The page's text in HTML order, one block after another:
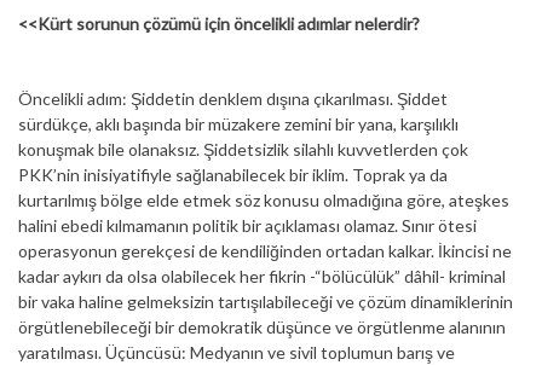
<<Kürt sorunun çözümü için öncelikli adımlar nelerdir?
Öncelikli adım: Şiddetin denklem dışına çıkarılması. Şiddet
sürdükçe, aklı başında bir müzakere zemini bir yana, karşılıklı
konuşmak bile olanaksız. Şiddetsizlik silahlı kuvvetlerden çok
PKK’nin inisiyatifiyle sağlanabilecek bir iklim. Toprak ya da
kurtarılmış bölge elde etmek söz konusu olmadığına göre, ateşkes
halini ebedi kılmamanın politik bir açıklaması olamaz. Sınır ötesi
operasyonun gerekçesi de kendiliğinden ortadan kalkar. İkincisi ne
kadar aykırı da olsa olabilecek her fikrin -“bölücülük” dâhil- kriminal
bir vaka haline gelmeksizin tartışılabileceği ve çözüm dinamiklerinin
örgütlenebileceği bir demokratik düşünce ve örgütlenme alanının
yaratılması. Üçüncüsü: Medyanın ve sivil toplumun barış ve